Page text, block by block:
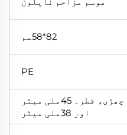
82*58سم
PE
3پیس گول چھڑی، قطر۔ 45ملی میٹر
اور 38ملی میٹر